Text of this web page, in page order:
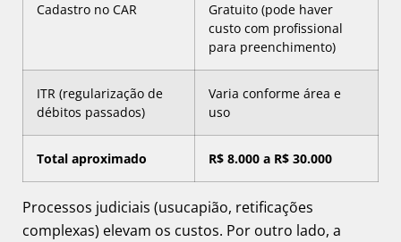
Cadastro no CAR
Gratuito (pode haver
custo com profissional
para preenchimento)
ITR (regularização de
débitos passados)
Varia conforme área e
uso
Total aproximado R$ 8.000 a R$ 30.000
Processos judiciais (usucapião, retificações
complexas) elevam os custos. Por outro lado, a